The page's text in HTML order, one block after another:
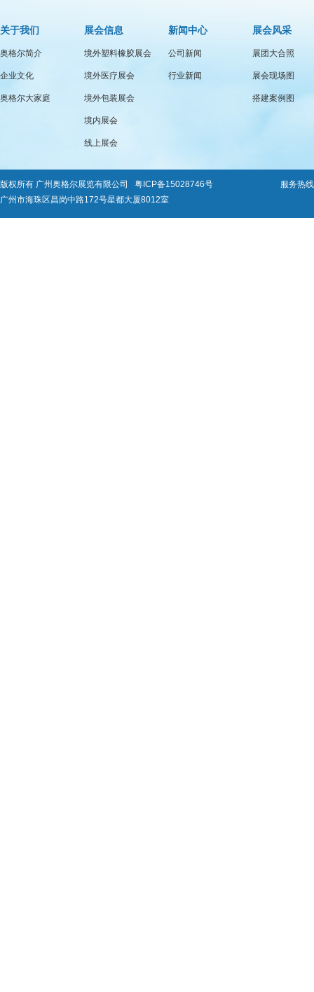
关于我们
奥格尔简介
企业文化
奥格尔大家庭
展会信息
境外塑料橡胶展会
境外医疗展会
境外包装展会
境内展会
线上展会
新闻中心
公司新闻
行业新闻
展会风采
展团大合照
展会现场图
搭建案例图
版权所有 广州奥格尔展览有限公司 粤ICP备15028746号
服务热
广州市海珠区昌岗中路172号星都大厦8012室